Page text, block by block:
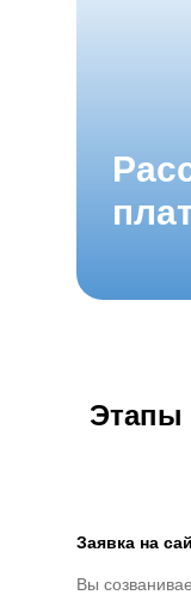
Этапы
Заявка на
Вы